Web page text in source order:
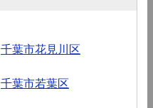
千葉市花見川区
千葉市若葉区